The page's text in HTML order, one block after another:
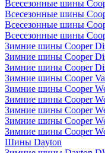
Всесезонные шины
Всесезонные шины
Всесезонные шины
Всесезонные шины
Зимние шины Cooper
Зимние шины Cooper
Зимние шины Cooper
Зимние шины Cooper
Зимние шины Cooper
Зимние шины Cooper
Зимние шины Cooper
Зимние шины Cooper
Зимние шины Cooper
Шины Dayton